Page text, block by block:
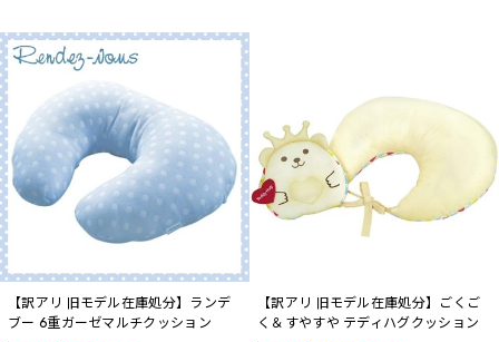
【訳アリ 旧モデル在庫処分】ランデ
ブー 6重ガーゼマルチクッション
【訳アリ 旧モデル在庫処分】ごくご
く＆すやすや テディハグクッション